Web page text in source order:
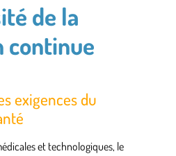
de la
continue
exigences du
et technologiques, le